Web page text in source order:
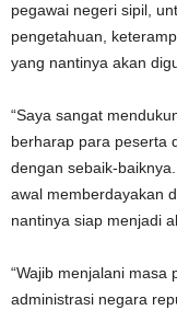
pegawai negeri sipil,
pengetahuan,
yang nantinya akan
“Saya sangat
berharap para peserta
dengan sebaik-
awal memberdayakan
nantinya siap menjadi
“Wajib menjalani
administrasi negara